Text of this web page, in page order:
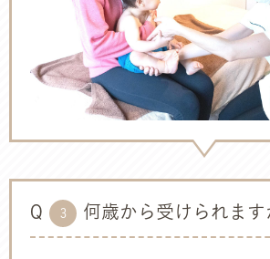
Q 3 何歳から受けられます